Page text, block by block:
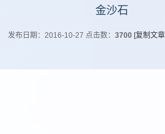
金沙石
发布日期：2016-10-27 点击数： 3700 [复制文